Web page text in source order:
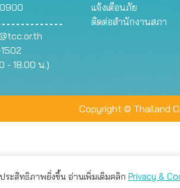
- 18.00 น.)
แจ้งเตือนภัย
ติดต่อสำนักงานสภา
Copyright © Thailand
ระสิทธิภาพยิ่งขึ้น อ่านเพิ่มเติมคลิก Privacy &
ณ์การใช้งานที่ดีให้แก่ท่าน คุณสามารถเลือกตั้ง